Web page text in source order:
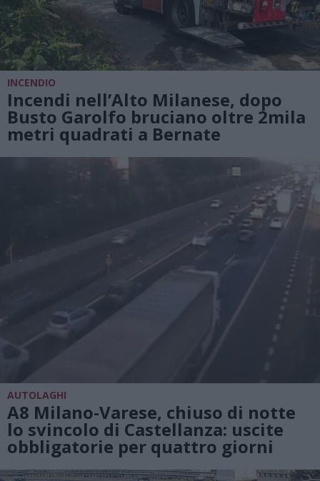
INCENDIO
Incendi nell’Alto Milanese, dopo
Busto Garolfo bruciano oltre 2mila
metri quadrati a Bernate
AUTOLAGHI
A8 Milano-Varese, chiuso di notte
lo svincolo di Castellanza: uscite
obbligatorie per quattro giorni